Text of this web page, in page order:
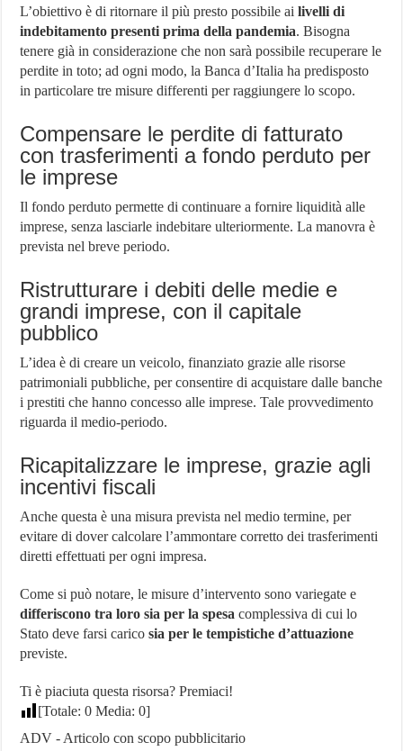
L’obiettivo è di ritornare il più presto possibile ailivelli di
indebitamento presenti prima della pandemia. Bisogna
tenere già in considerazione che non sarà possibile recuperare le
perdite in toto; ad ogni modo, la Banca d’Italia ha predisposto
in particolare tre misure differenti per raggiungere lo scopo.
Compensare le perdite di fatturato
con trasferimenti a fondo perduto per
le imprese
Il fondo perduto permette di continuare a fornire liquidità alle
imprese, senza lasciarle indebitare ulteriormente. La manovra è
prevista nel breve periodo.
Ristrutturare i debiti delle medie e
grandi imprese, con il capitale
pubblico
L’idea è di creare un veicolo, finanziato grazie alle risorse
patrimoniali pubbliche, per consentire di acquistare dalle banche
i prestiti che hanno concesso alle imprese. Tale provvedimento
riguarda il medio-periodo.
Ricapitalizzare le imprese, grazie agli
incentivi fiscali
Anche questa è una misura prevista nel medio termine, per
evitare di dover calcolare l’ammontare corretto dei trasferimenti
diretti effettuati per ogni impresa.
Come si può notare, le misure d’intervento sono variegate e
differiscono tra loro sia per la spesa complessiva di cui lo
Stato deve farsi carico sia per le tempistiche d’attuazione
previste.
Ti è piaciuta questa risorsa? Premiaci!
[Totale:0 Media:0]
ADV - Articolo con scopo pubblicitario